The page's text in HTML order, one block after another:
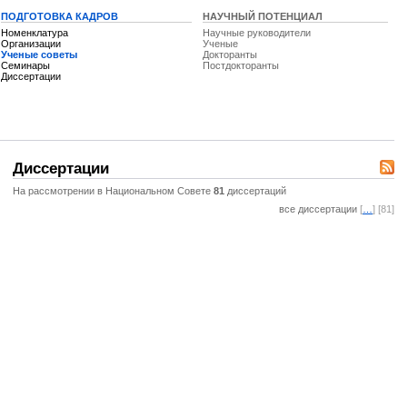
ПОДГОТОВКА КАДРОВ
Номенклатура
Организации
Ученые советы
Семинары
Диссертации
НАУЧНЫЙ ПОТЕНЦИАЛ
Научные руководители
Ученые
Докторанты
Постдокторанты
Диссертации
На рассмотрении в Национальном Совете 81 диссертаций
все диссертации [ ] [81]